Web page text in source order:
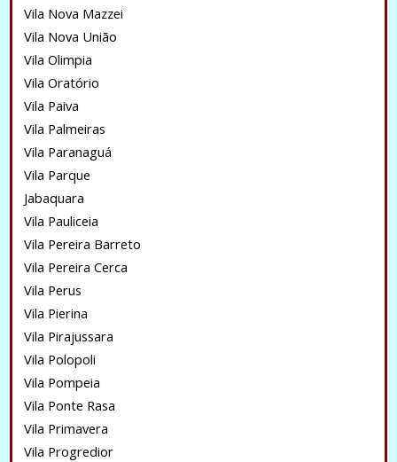
Vila Nova Mazzei
Vila Nova União
Vila Olimpia
Vila Oratório
Vila Paiva
Vila Palmeiras
Vila Paranaguá
Vila Parque
Jabaquara
Vila Pauliceia
Vila Pereira Barreto
Vila Pereira Cerca
Vila Perus
Vila Pierina
Vila Pirajussara
Vila Polopoli
Vila Pompeia
Vila Ponte Rasa
Vila Primavera
Vila Progredior